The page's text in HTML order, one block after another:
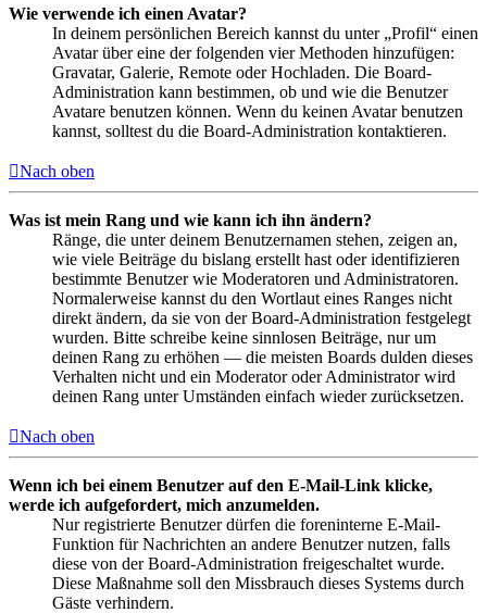
Wie verwende ich einen Avatar?
In deinem persönlichen Bereich kannst du unter „Profil“ einen
Avatar über eine der folgenden vier Methoden hinzufügen:
Gravatar, Galerie, Remote oder Hochladen. Die Board-
Administration kann bestimmen, ob und wie die Benutzer
Avatare benutzen können. Wenn du keinen Avatar benutzen
kannst, solltest du die Board-Administration kontaktieren.
Nach oben
Was ist mein Rang und wie kann ich ihn ändern?
Ränge, die unter deinem Benutzernamen stehen, zeigen an,
wie viele Beiträge du bislang erstellt hast oder identifizieren
bestimmte Benutzer wie Moderatoren und Administratoren.
Normalerweise kannst du den Wortlaut eines Ranges nicht
direkt ändern, da sie von der Board-Administration festgelegt
wurden. Bitte schreibe keine sinnlosen Beiträge, nur um
deinen Rang zu erhöhen — die meisten Boards dulden dieses
Verhalten nicht und ein Moderator oder Administrator wird
deinen Rang unter Umständen einfach wieder zurücksetzen.
Nach oben
Wenn ich bei einem Benutzer auf den E-Mail-Link klicke,
werde ich aufgefordert, mich anzumelden.
Nur registrierte Benutzer dürfen die foreninterne E-Mail-
Funktion für Nachrichten an andere Benutzer nutzen, falls
diese von der Board-Administration freigeschaltet wurde.
Diese Maßnahme soll den Missbrauch dieses Systems durch
Gäste verhindern.